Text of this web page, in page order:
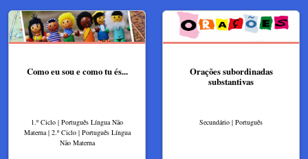
Como eu sou e como tu és...
1.º Ciclo | Português Língua Não
Materna | 2.º Ciclo | Português Língua
Não Materna
Orações subordinadas
substantivas
Secundário | Português